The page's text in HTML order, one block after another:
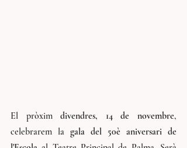
El pròxim divendres, 14 de novembre,
celebrarem la gala del 50è aniversari de